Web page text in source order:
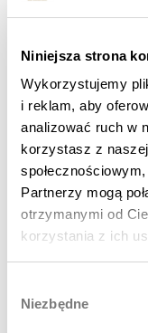
Niniejsza strona
Wykorzystujemy
i reklam, aby
analizować ruch w
korzystasz z
Partnerzy mogą
otrzymanymi od
korzystania z ich
zgody
Niezbędne
терапия могут
недооценивать
взгляд
Может ли
смерти?
В крайних